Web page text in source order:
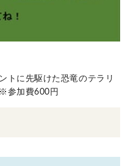
トに先駆けた恐竜のテラリ
参加費600円